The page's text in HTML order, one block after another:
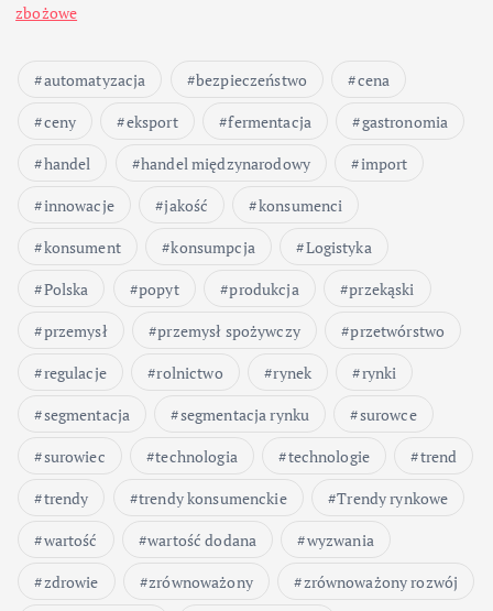
zbożowe
automatyzacja bezpieczeństwo
cena
ceny
eksport fermentacja
gastronomia
handel
handel międzynarodowy
import
innowacje
jakość
konsumenci
konsument
konsumpcja
Logistyka
Polska
popyt produkcja
przekąski
przemysł
przemysł spożywczy
przetwórstwo
regulacje
rolnictwo rynek
rynki
segmentacja
segmentacja rynku
surowce
surowiec
technologia technologie
trend
trendy
trendy konsumenckie
Trendy rynkowe
wartość
wartość dodana
wyzwania
zdrowie
zrównoważony
zrównoważony rozwój